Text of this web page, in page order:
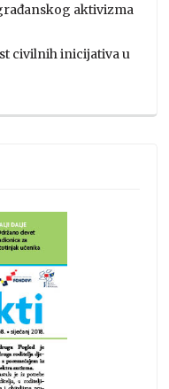
aktivizma
civilnih inicijativa u